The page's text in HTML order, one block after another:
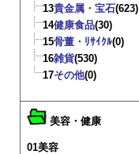
13貴金属・宝石(623)
14健康食品(30)
15骨董・ﾘｻｲｸﾙ(0)
16雑貨(530)
17その他(0)
美容・健康
01美容